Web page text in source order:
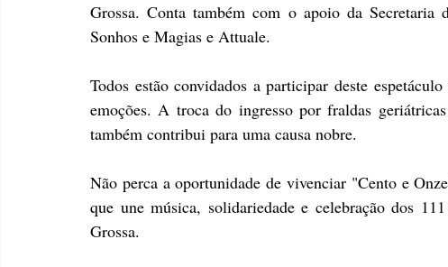
Grossa. Conta também com o apoio da
Sonhos e Magias e Attuale.
Todos estão convidados a participar deste
emoções. A troca do ingresso por fraldas
também contribui para uma causa nobre.
Não perca a oportunidade de vivenciar "Cento e
que une música, solidariedade e celebração dos
Grossa.